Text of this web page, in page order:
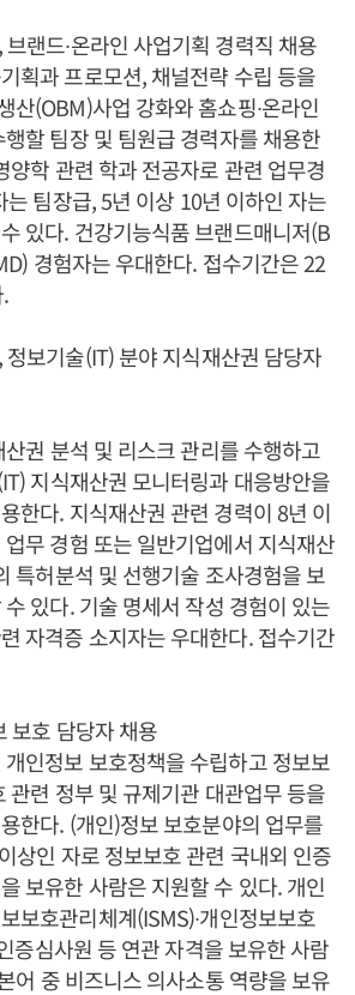
랜드∙온라인 사업기획 경력직 채용
획과 프로모션, 채널전략 수립 등을
산(OBM)사업 강화와 홈쇼핑∙온라인
할 팀장 및 팀원급 경력자를 채용한
양학 관련 학과 전공자로 관련 업무경
팀장급, 5년 이상 10년 이하인 자는
있다. 건강기능식품 브랜드매니저(B
경험자는 우대한다. 접수기간은 22
보기술(IT) 분야 지식재산권 담당자
권 분석 및 리스크 관리를 수행하고
지식재산권 모니터링과 대응방안을
한다. 지식재산권 관련 경력이 8년 이
무 경험 또는 일반기업에서 지식재산
특허분석 및 선행기술 조사경험을 보
있다. 기술 명세서 작성 경험이 있는
자격증 소지자는 우대한다. 접수기간
호 담당자 채용
인정보 보호정책을 수립하고 정보보
관련 정부 및 규제기관 대관업무 등을
한다. (개인)정보 보호분야의 업무를
상인 자로 정보보호 관련 국내외 인증
보유한 사람은 지원할 수 있다. 개인
보호관리체계(ISMS)∙개인정보보호
증심사원 등 연관 자격을 보유한 사람
어 중 비즈니스 의사소통 역량을 보유